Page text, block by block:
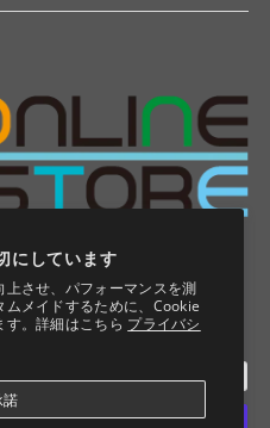
にしています
させ、パフォーマンスを測
メイドするために、Cookie
。詳細はこちら プライバシ
諾